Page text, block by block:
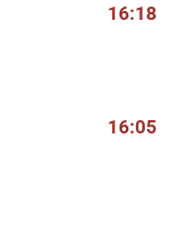
16:18
16:05